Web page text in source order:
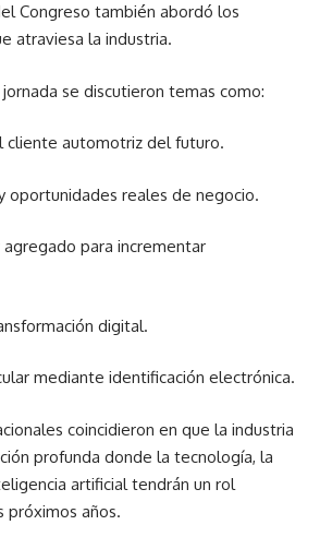
Congreso también abordó los
atraviesa la industria.
se discutieron temas como:
cliente automotriz del futuro.
oportunidades reales de negocio.
para incrementar
digital.
mediante identificación electrónica.
coincidieron en que la industria
profunda donde la tecnología, la
artificial tendrán un rol
próximos años.